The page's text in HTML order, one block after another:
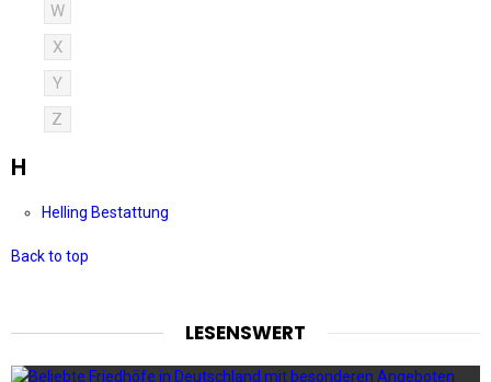
W
X
Y
Z
H
Helling Bestattung
Back to top
LESENSWERT